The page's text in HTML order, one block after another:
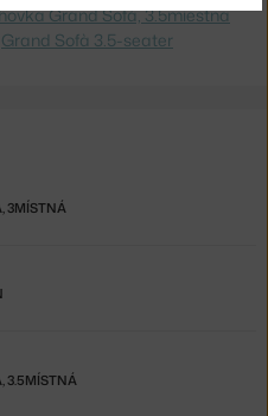
Grand Sofà, 3.5miestna
Grand Sofà 3.5-seater
3MÍSTNÁ
3.5MÍSTNÁ